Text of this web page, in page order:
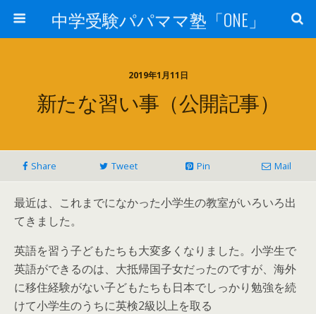
中学受験パパママ塾「ONE」
2019年1月11日
新たな習い事（公開記事）
Share Tweet Pin Mail
最近は、これまでになかった小学生の教室がいろいろ出
てきました。
英語を習う子どもたちも大変多くなりました。小学生で
英語ができるのは、大抵帰国子女だったのですが、海外
に移住経験がない子どもたちも日本でしっかり勉強を続
けて小学生のうちに英検2級以上を取る